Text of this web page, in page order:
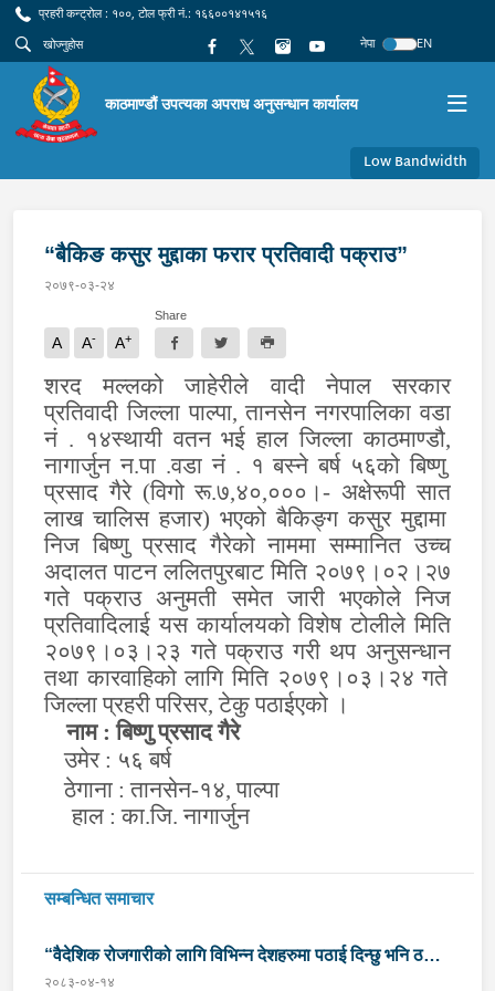
प्रहरी कन्ट्रोल : १००, टोल फ्री नं.: १६६००१४१५१६
नेपा
EN
काठमाण्डौं उपत्यका अपराध अनुसन्धान कार्यालय
Low Bandwidth
“बैकिङ कसुर मुद्दाका फरार प्रतिवादी पक्राउ”
२०७९-०३-२४
A A- A+
Share
शरद मल्लको जाहेरीले वादी नेपाल सरकार
प्रतिवादी जिल्ला पाल्पा, तानसेन नगरपालिका वडा
नं . १४स्थायी वतनभई हाल जिल्ला काठमाण्डौ,
नागार्जुन न.पा.वडा नं. १ बस्ने बर्ष ५६को बिष्णु
प्रसाद गैरे (विगो रू.७,४०,०००।- अक्षेरूपी सात
लाखचालिस हजार) भएकोबैकिङ्ग कसुर मुद्दामा
निज बिष्णु प्रसाद गैरेको नाममा सम्मानित उच्च
अदालत पाटन ललितपुरबाट मिति २०७९।०२।२७
गते पक्राउ अनुमती समेत जारी भएकोले निज
प्रतिवादिलाईयस कार्यालयको विशेषटोलीले मिति
२०७९।०३ । २३ गते पक्राउ गरी थप अनुसन्धान
तथा कारवाहिको लागि मिति २०७९।०३ । २४ गते
जिल्ला प्रहरीपरिसर, टेकुपठाईएको ।
नाम : बिष्णु प्रसाद गैरे
उमेर : ५६ बर्ष
ठेगाना : तानसेन-१४, पाल्पा
हाल : का.जि. नागार्जुन
सम्बन्धित समाचार
“वैदेशिक रोजगारीको लागि विभिन्न देशहरुमा पठाई दिन्छु भनि ठगी
गर्ने व्यक्तिहरु पक्राउ"
२०८३-०४-१४